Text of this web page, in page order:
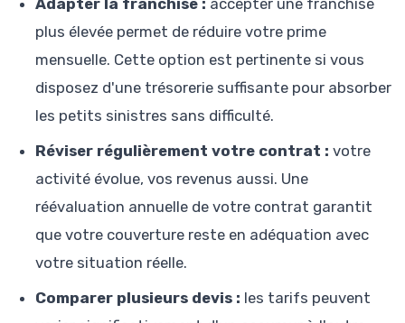
Adapter la franchise : accepter une franchise
plus élevée permet de réduire votre prime
mensuelle. Cette option est pertinente si vous
disposez d'une trésorerie suffisante pour absorber
les petits sinistres sans difficulté.
Réviser régulièrement votre contrat : votre
activité évolue, vos revenus aussi. Une
réévaluation annuelle de votre contrat garantit
que votre couverture reste en adéquation avec
votre situation réelle.
Comparer plusieurs devis : les tarifs peuvent